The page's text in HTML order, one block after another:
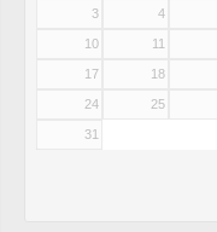
3 4
10 11
17 18
24 25
31